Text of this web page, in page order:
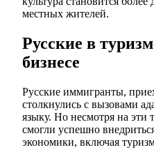
местных жителей.
Русские в
бизнесе
Русские иммигранты,
столкнулись с вызовами
языку. Но несмотря на эти
смогли успешно
экономики, включая